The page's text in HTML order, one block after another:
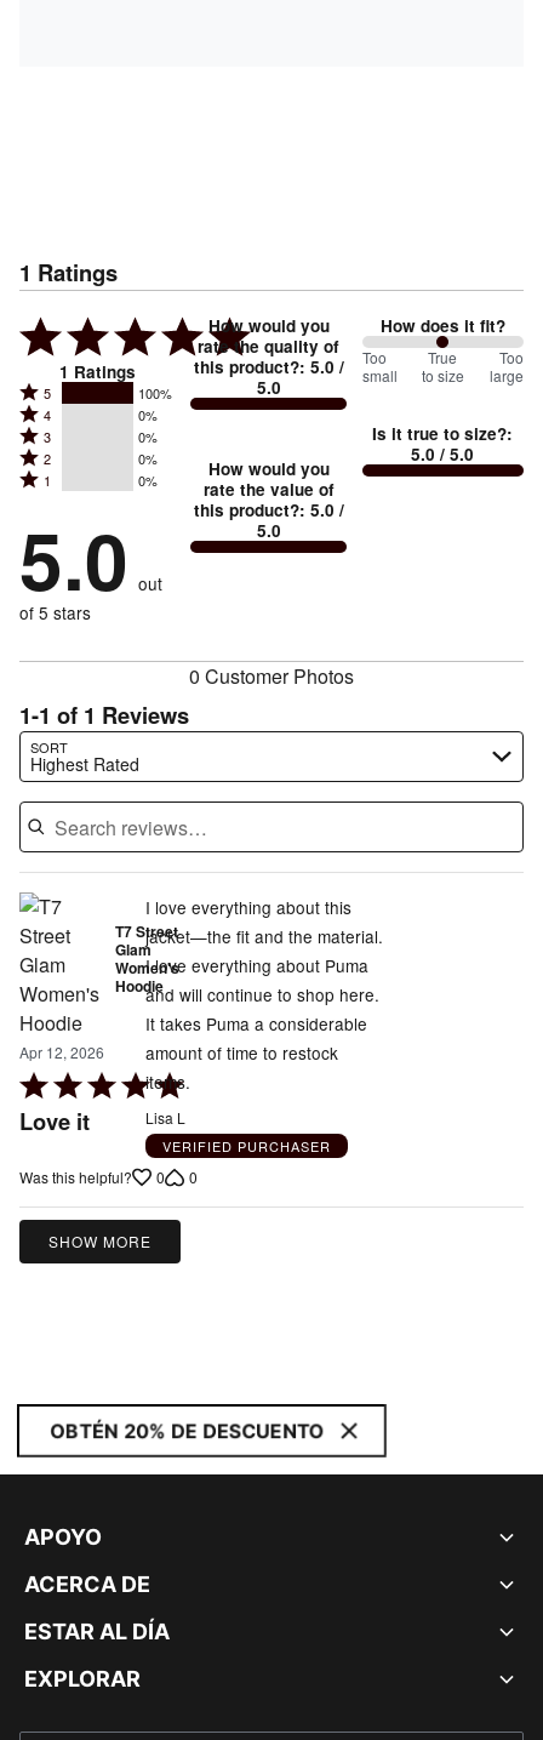
1 Ratings
1 Ratings
Rated
5
stars
by
of
reviewers
5 100%
Rated
4
stars
by
of
reviewers
4 0%
Rated
3
stars
0%
of
reviewers
3 0%
Rated
2
by
0%
of
reviewers
2 0%
Rated
stars
by
0%
of
1 0%
5.0 out
of 5 stars
How would you
rate the quality of
this product?: 5.0 /
5.0
How would you
rate the value of
this product?: 5.0 /
5.0
How does it fit?
100
between
small
and
Too
small
True
to size
Too
large
Is it true to size?:
5.0 / 5.0
0 Customer Photos
1-1 of 1 Reviews
SORT
Highest Rated
Search reviews…
T7 Street
Glam
Women's
Hoodie
Apr 12, 2026
Rated
5
of
Love it
I love everything about this
jacket—the fit and the material.
I love everything about Puma
and will continue to shop here.
It takes Puma a considerable
amount of time to restock
items.
Lisa L
VERIFIED PURCHASER
Was this helpful? 0 0
SHOW MORE
OBTÉN 20% DE DESCUENTO
APOYO
ACERCA DE
ESTAR AL DÍA
EXPLORAR